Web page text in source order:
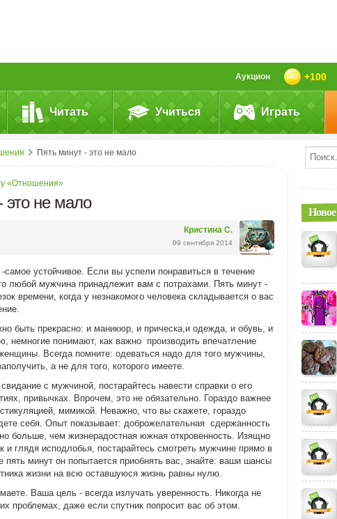
+100
Аукцион
Читать Учиться Играть
Пять минут - это не мало
«Отношения»
это не мало
Кристина С.
09 сентября 2014
самое устойчивое. Если вы успели понравиться в течение
любой мужчина принадлежит вам с потрахами. Пять минут -
времени, когда у незнакомого человека складывается о вас
быть прекрасно: и маникюр, и прическа,и одежда, и обувь, и
немногие понимают, как важно производить впечатление
Всегда помните: одеваться надо для того мужчины,
а не для того, которого имеете.
с мужчиной, постарайтесь навести справки о его
привычках. Впрочем, это не обязательно. Гораздо важнее
мимикой. Неважно, что вы скажете, гораздо
себя. Опыт показывает: доброжелательная сдержанность
больше, чем жизнерадостная южная откровенность. Изящно
и глядя исподлобья, постарайтесь смотреть мужчине прямо в
пять минут он попытается приобнять вас, знайте: ваши шансы
жизни на всю оставшуюся жизнь равны нулю.
Ваша цель - всегда излучать уверенность. Никогда не
проблемах, даже если спутник попросит вас об этом.